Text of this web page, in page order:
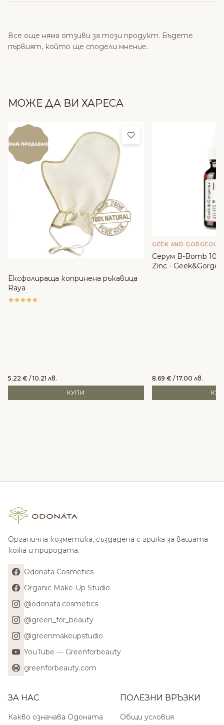
Все още няма отзиви за този продукт. Бъдете
първият, който ще сподели мнение.
МОЖЕ ДА ВИ ХАРЕСА
Добави в любими
Ексфолираща копринена ръкавица
Raya
5.22 € / 10.21 лв.
КУПИ
GEEK AND GORGEOUS
Серум B-Bomb
Zinc -
8.69 € / 17.00 лв.
Органична козметика, създадена с грижа за вашата
кожа и природата.
Odonata Cosmetics
Organic Make-Up Studio
@odonata.cosmetics
@green_for_beauty
@greenmakeupstudio
YouTube — Greenforbeauty
greenforbeauty.com
ЗА НАС
Какво означава Одоната
ПОЛЕЗНИ ВРЪЗКИ
Общи условия